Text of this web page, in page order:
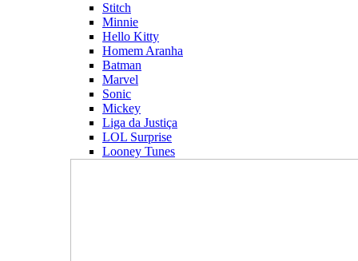
Stitch
Minnie
Hello Kitty
Homem Aranha
Batman
Marvel
Sonic
Mickey
Liga da Justiça
LOL Surprise
Looney Tunes